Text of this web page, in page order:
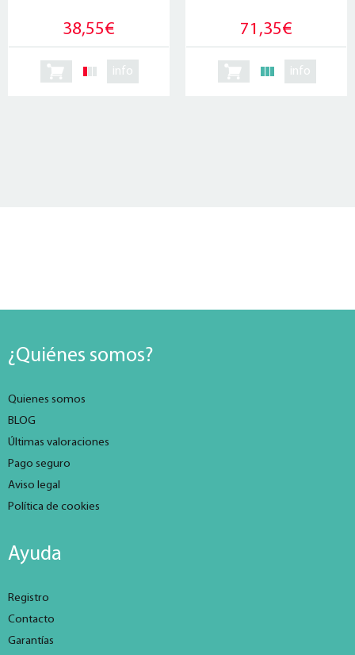
38,55€
info
71,35€
info
¿Quiénes somos?
Quienes somos
BLOG
Últimas valoraciones
Pago seguro
Aviso legal
Política de cookies
Ayuda
Registro
Contacto
Garantías